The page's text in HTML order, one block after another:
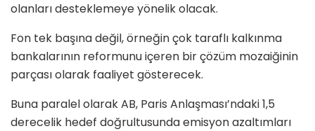
olanları desteklemeye yönelik olacak.
Fon tek başına değil, örneğin çok taraflı kalkınma
bankalarının reformunu içeren bir çözüm mozaiğinin
parçası olarak faaliyet gösterecek.
Buna paralel olarak AB, Paris Anlaşması’ndaki 1,5
derecelik hedef doğrultusunda emisyon azaltımları